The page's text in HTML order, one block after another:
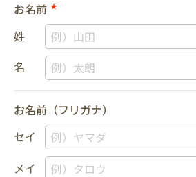
お名前 ★
姓
名
お名前（フリガナ）
セイ
メイ